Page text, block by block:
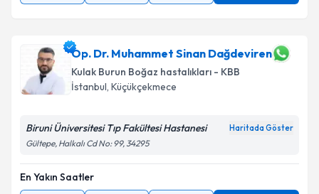
Op. Dr. Muhammet Sinan Dağdeviren
Kulak Burun Boğaz hastalıkları - KBB
İstanbul, Küçükçekmece
Biruni Üniversitesi Tıp Fakültesi Hastanesi Haritada Göster
Gültepe, Halkalı Cd No: 99, 34295
En Yakın Saatler